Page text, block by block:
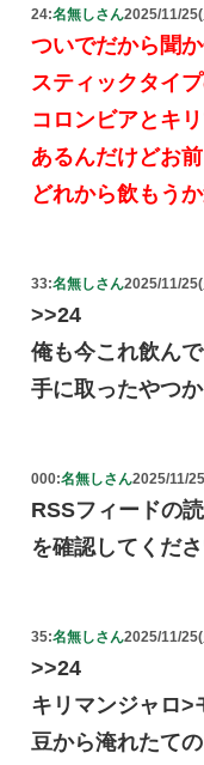
24:名無しさん2025/11/
ついでだから聞
スティックタイ
コロンビアとキ
あるんだけどお
どれから飲もう
33:名無しさん2025/11/
>>24
俺も今これ飲ん
手に取ったやつ
000:名無しさん2025/11/
RSSフィードの
を確認してくださ
35:名無しさん2025/11/
>>24
キリマンジャロ>
豆から淹れたて